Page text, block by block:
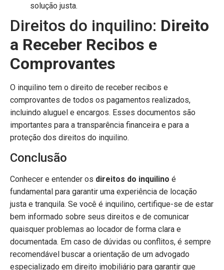
solução justa.
Direitos do inquilino: Direito
a Receber Recibos e
Comprovantes
O inquilino tem o direito de receber recibos e
comprovantes de todos os pagamentos realizados,
incluindo aluguel e encargos. Esses documentos são
importantes para a transparência financeira e para a
proteção dos direitos do inquilino.
Conclusão
Conhecer e entender os direitos do inquilino é
fundamental para garantir uma experiência de locação
justa e tranquila. Se você é inquilino, certifique-se de estar
bem informado sobre seus direitos e de comunicar
quaisquer problemas ao locador de forma clara e
documentada. Em caso de dúvidas ou conflitos, é sempre
recomendável buscar a orientação de um advogado
especializado em direito imobiliário para garantir que